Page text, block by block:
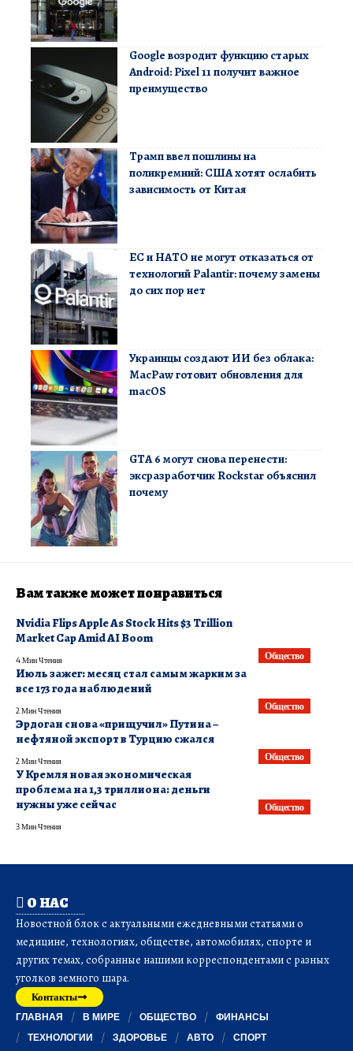
Google возродит функцию старых
Android: Pixel 11 получит важное
преимущество
Трамп ввел пошлины на
поликремний: США хотят ослабить
зависимость от Китая
ЕС и НАТО не могут отказаться от
технологий Palantir: почему замены
до сих пор нет
Украинцы создают ИИ без облака:
MacPaw готовит обновления для
macOS
GTA 6 могут снова перенести:
эксразработчик Rockstar объяснил
почему
Вам также может понравиться
Общество
Nvidia Flips Apple As Stock Hits $3 Trillion
Market Cap Amid AI Boom
4 Мин Чтения
Общество
Июль зажег: месяц стал самым жарким за
все 173 года наблюдений
2 Мин Чтения
Общество
Эрдоган снова «прищучил» Путина –
нефтяной экспорт в Турцию сжался
2 Мин Чтения
Общество
У Кремля новая экономическая
проблема на 1,3 триллиона: деньги
нужны уже сейчас
3 Мин Чтения
О НАС
Новостной блок с актуальными ежедневными статьями о
медицине, технологиях, обществе, автомобилях, спорте и
других темах, собранные нашими корреспондентами с разных
уголков земного шара.
Контакты
ГЛАВНАЯ В МИРЕ ОБЩЕСТВО
ФИНАНСЫ
ТЕХНОЛОГИИ
ЗДОРОВЬЕ АВТО СПОРТ